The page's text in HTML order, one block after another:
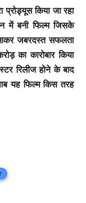
प्रोड्यूस किया जा रहा
में बनी फिल्म जिसके
जबरदस्त सफलता
का कारोबार किया
रिलीज होने के बाद
यह फिल्म किस तरह